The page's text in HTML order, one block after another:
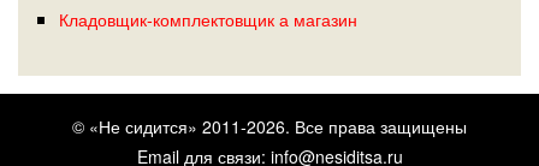
Кладовщик-комплектовщик а магазин
© «Не сидится» 2011-2026. Все права защищены
Email для связи: info@nesiditsa.ru